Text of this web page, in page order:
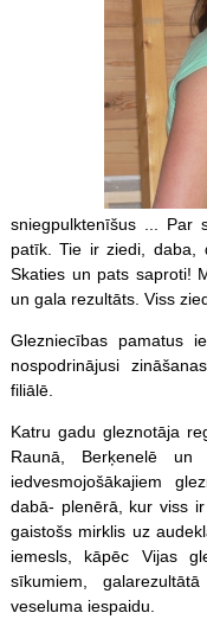
sniegpulktenīšus ... Par
patīk. Tie ir ziedi, daba,
Skaties un pats saproti!
un gala rezultāts. Viss
Glezniecības pamatus
nospodrinājusi
filiālē.
Katru gadu gleznotāja
Raunā, Berķenelē
iedvesmojošākajiem
dabā- plenērā, kur viss
gaistošs mirklis uz
iemesls, kāpēc Vijas
sīkumiem,
veseluma iespaidu.